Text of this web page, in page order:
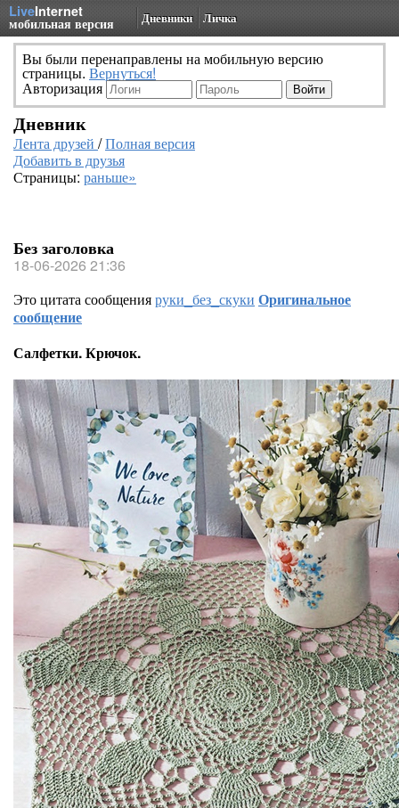
LiveInternet
мобильная версия Дневники Личка
Вы были перенаправлены на мобильную версию
страницы. Вернуться!
Авторизация
Дневник
Лента друзей /Полная версия
Добавить в друзья
Страницы: раньше»
Без заголовка
18-06-2026 21:36
Это цитата сообщенияруки_без_скуки Оригинальное
сообщение
Салфетки. Крючок.